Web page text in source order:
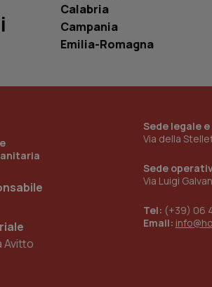
Calabria
Campania
Emilia-Romagna
Avitto
Sede legale
Via della
Sede
Via Luigi
Tel: (+39) 06
Email:
_ga_0VMQEQKQ1N
__Secure-YNID